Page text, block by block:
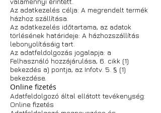
Az adatkezelés célja: A megrendelt termék
házhoz szállítása.
Az adatkezelés időtartama, az adatok
törlésének határideje: A házhozszállítás
lebonyolításáig tart.
Az adatfeldolgozás jogalapja: a
Felhasználó hozzájárulása, 6. cikk (1)
bekezdés a) pontja, az Infotv. 5. § (1)
bekezdése.
Online fizetés
Adatfeldolgozó által ellátott tevékenység:
Online fizetés